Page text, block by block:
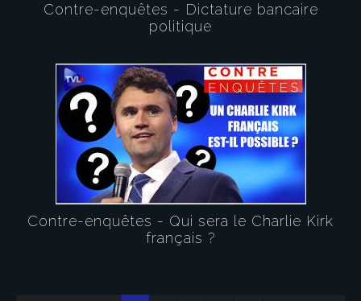
Contre-enquêtes - Dictature bancaire
politique
Contre-enquêtes - Qui sera le Charlie Kirk
français ?